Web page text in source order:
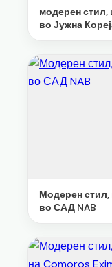
модерен стил,
во Јужна
Модерен стил,
во САД NAB